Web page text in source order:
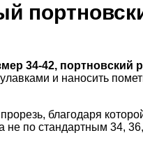
34-42, портновский
и наносить
благодаря
не по стандартным 34,